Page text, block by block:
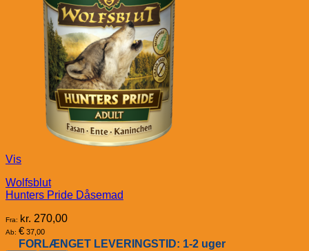
Vis
Wolfsblut
Hunters Pride Dåsemad
Fra: kr. 270,00
Ab: € 37,00
FORLÆNGET LEVERINGSTID: 1-2 uger